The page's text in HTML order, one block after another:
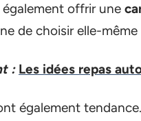
offrir une
de choisir elle-même
: Les idées repas
également